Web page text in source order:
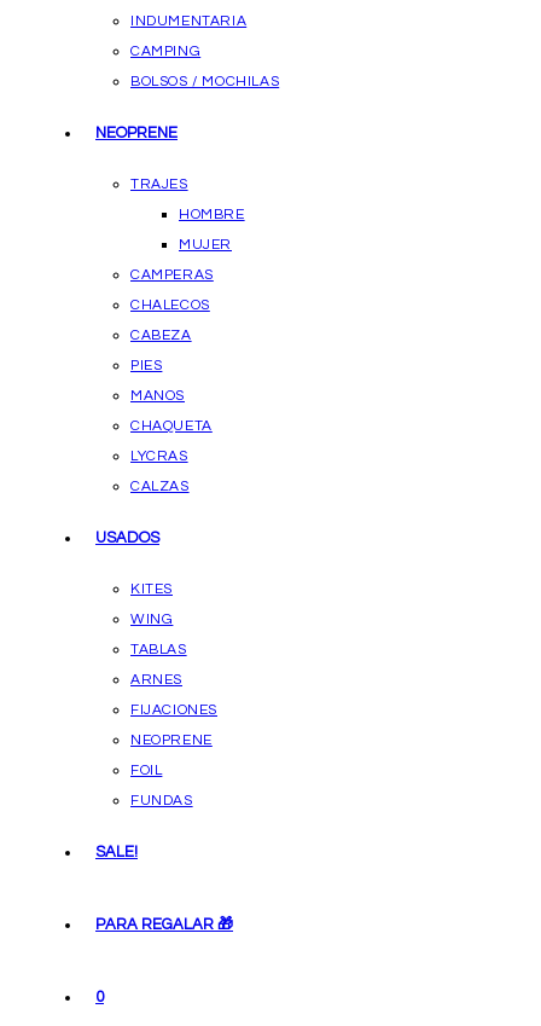
INDUMENTARIA
CAMPING
BOLSOS / MOCHILAS
NEOPRENE
TRAJES
HOMBRE
MUJER
CAMPERAS
CHALECOS
CABEZA
PIES
MANOS
CHAQUETA
LYCRAS
CALZAS
USADOS
KITES
WING
TABLAS
ARNES
FIJACIONES
NEOPRENE
FOIL
FUNDAS
SALE!
PARA REGALAR 🎁
0